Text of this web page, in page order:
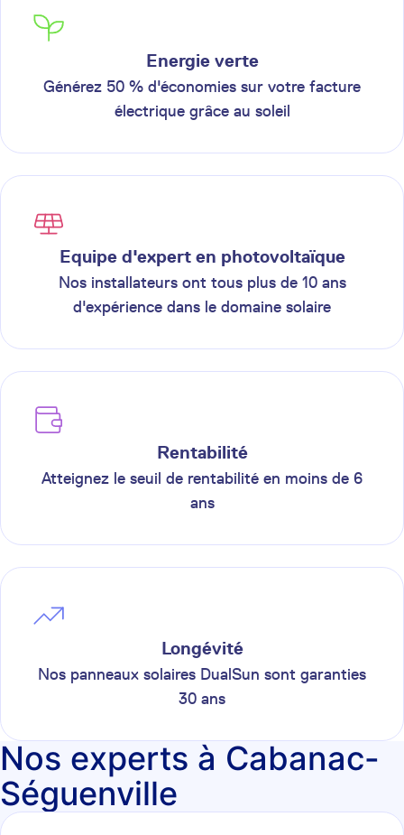
Energie verte
Générez 50 % d'économies sur votre facture
électrique grâce au soleil
Equipe d'expert en photovoltaïque
Nos installateurs ont tous plus de 10 ans
d'expérience dans le domaine solaire
Rentabilité
Atteignez le seuil de rentabilité en moins de 6
ans
Longévité
Nos panneaux solaires DualSun sont garanties
30 ans
Nos experts à Cabanac-
Séguenville